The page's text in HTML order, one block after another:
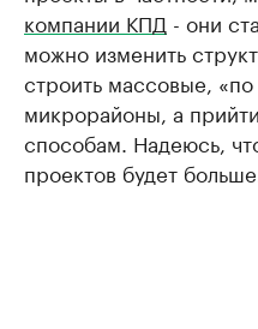
компании КПД - они
можно изменить
строить массовые,
микрорайоны, а
способам. Надеюсь,
проектов будет